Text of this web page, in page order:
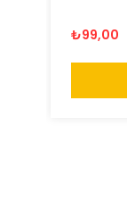
₺99,00